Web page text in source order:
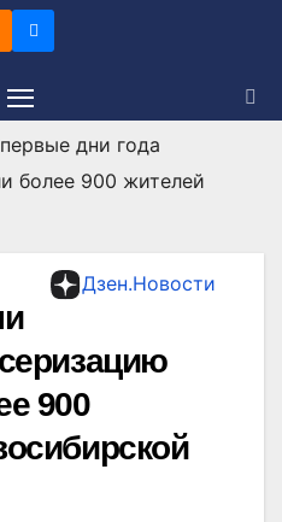
дни года
более 900 жителей
Дзен.Новости
900